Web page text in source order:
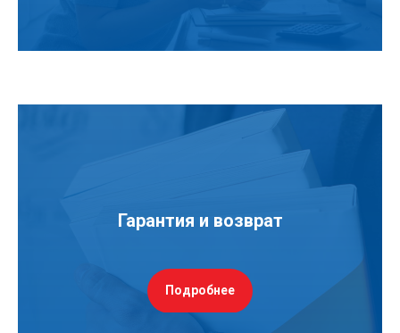
Гарантия и возврат
Подробнее